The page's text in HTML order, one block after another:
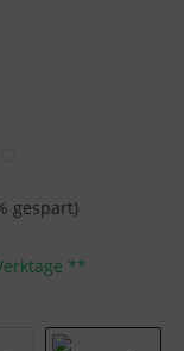
gespart)
**